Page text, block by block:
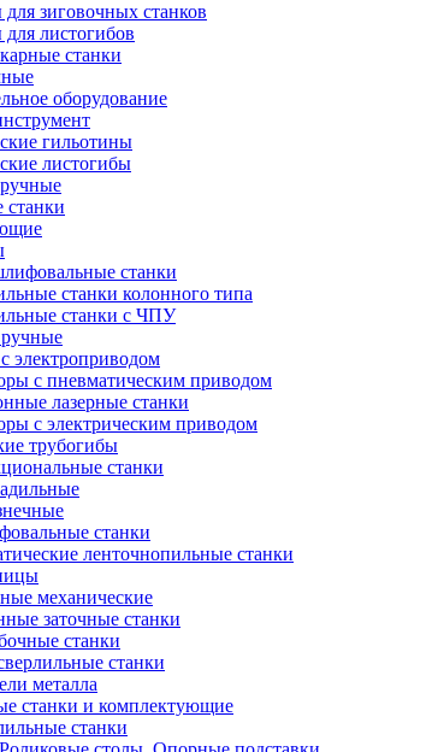
зиговочных станков
листогибов
станки
оборудование
гильотины
листогибы
станки
станки
станки колонного типа
станки с ЧПУ
электроприводом
с пневматическим приводом
лазерные станки
с электрическим приводом
трубогибы
станки
станки
ленточнопильные станки
механические
заточные станки
станки
станки
металла
станки и комплектующие
станки